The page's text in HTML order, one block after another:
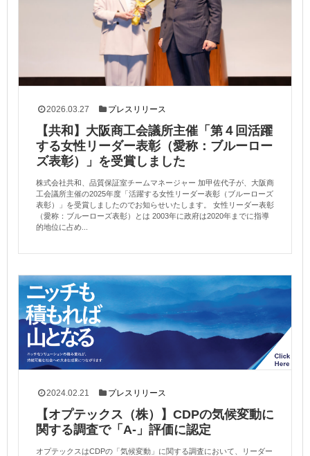
2026.03.27 プレスリリース
【共和】大阪商工会議所主催「第４回活躍
する女性リーダー表彰（愛称：ブルーロー
ズ表彰）」を受賞しました
株式会社共和、品質保証室チームマネージャー 加甲佐代子が、大阪商
工会議所主催の2025年度「活躍する女性リーダー表彰（ブルーローズ
表彰）」を受賞しましたのでお知らせいたします。 女性リーダー表彰
（愛称：ブルーローズ表彰）とは 2003年に政府は2020年までに指導
的地位に占め...
2024.02.21 プレスリリース
【オプテックス（株）】CDPの気候変動に
関する調査で「A-」評価に認定
オプテックスはCDPの「気候変動」に関する調査において、リーダー